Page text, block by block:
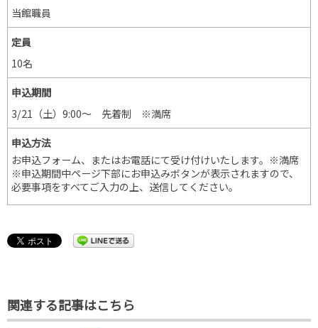
当館職員
定員
10名
申込期間
3/21（土）9:00～ 先着制 ※満席
申込方法
お申込フォーム、またはお電話にて受け付けいたします。※満席
※申込期間中ページ下部にお申込みボタンが表示されますので、
必要事項をすべてご入力の上、送信してください。
関連する記事はこちら